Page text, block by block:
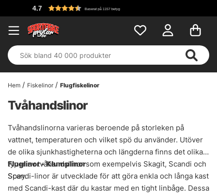
Hem Fiskelinor Flugfiskelinor
Tvåhandslinor
Tvåhandslinorna varieras beroende på storleken på
vattnet, temperaturen och vilket spö du använder. Utöver
de olika sjunkhastigheterna och längderna finns det olika
typer av tvåhandslinor som exempelvis Skagit, Scandi och
Spey.
Fluglinor - Klumplinor
Scandi-linor är utvecklade för att göra enkla och långa kast
med Scandi-kast där du kastar med en tight linbåge. Dessa